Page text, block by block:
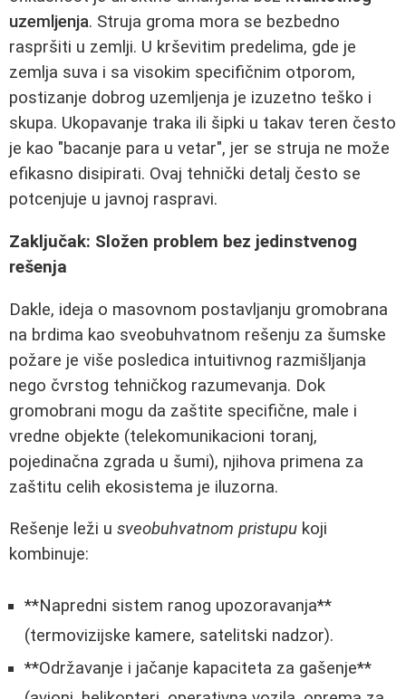
uzemljenja. Struja groma mora se bezbedno
raspršiti u zemlji. U krševitim predelima, gde je
zemlja suva i sa visokim specifičnim otporom,
postizanje dobrog uzemljenja je izuzetno teško i
skupa. Ukopavanje traka ili šipki u takav teren često
je kao "bacanje para u vetar", jer se struja ne može
efikasno disipirati. Ovaj tehnički detalj često se
potcenjuje u javnoj raspravi.
Zaključak: Složen problem bez jedinstvenog
rešenja
Dakle, ideja o masovnom postavljanju gromobrana
na brdima kao sveobuhvatnom rešenju za šumske
požare je više posledica intuitivnog razmišljanja
nego čvrstog tehničkog razumevanja. Dok
gromobrani mogu da zaštite specifične, male i
vredne objekte (telekomunikacioni toranj,
pojedinačna zgrada u šumi), njihova primena za
zaštitu celih ekosistema je iluzorna.
Rešenje leži u sveobuhvatnom pristupu koji
kombinuje:
**Napredni sistem ranog upozoravanja**
(termovizijske kamere, satelitski nadzor).
**Održavanje i jačanje kapaciteta za gašenje**